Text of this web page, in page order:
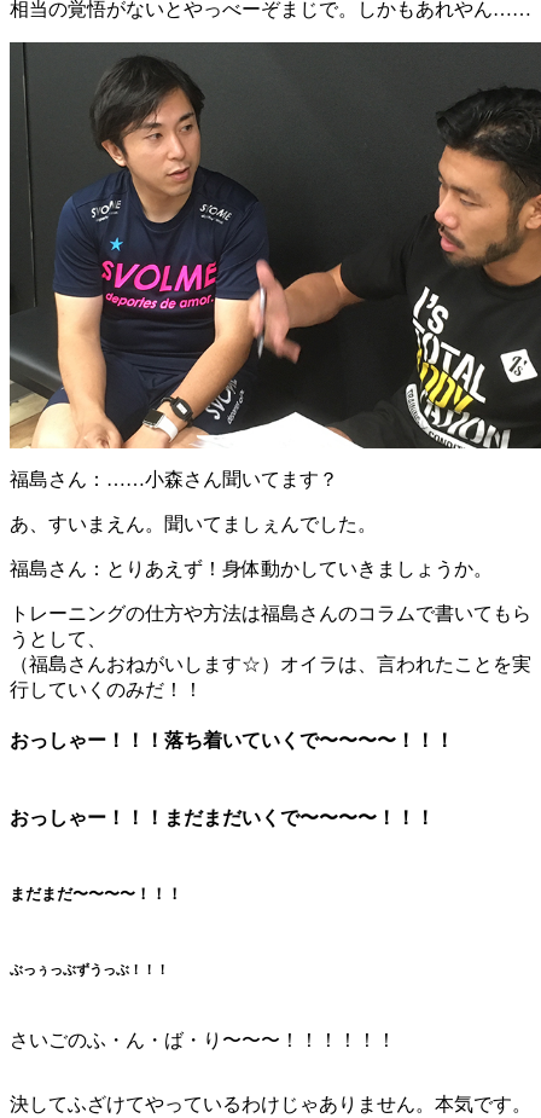
相当の覚悟がないとやっべーぞまじで。しかもあれやん……
福島さん ：……小森さん聞いてます？
あ、すいまえん。聞いてましぇんでした。
福島さん ：とりあえず！身体動かしていきましょうか。
トレーニングの仕方や方法は福島さんのコラムで書いてもら
うとして、
（福島さんおねがいします☆）オイラは、言われたことを実
行していくのみだ！！
おっしゃー！！！落ち着いていくで〜〜〜〜！！！
おっしゃー！！！まだまだいくで〜〜〜〜！！！
まだまだ〜〜〜〜！！！
ぶっぅっぶずうっぶ！！！
さいごのふ・ん・ば・り〜〜〜！！！！！！
決してふざけてやっているわけじゃありません。本気です。